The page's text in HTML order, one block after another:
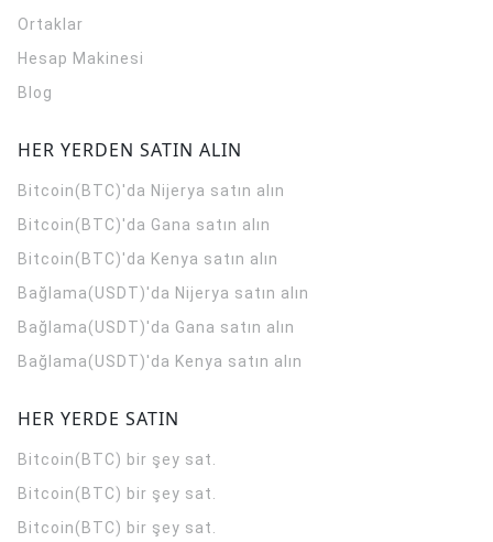
Ortaklar
Hesap Makinesi
Blog
HER YERDEN SATIN ALIN
Bitcoin(BTC)'da Nijerya satın alın
Bitcoin(BTC)'da Gana satın alın
Bitcoin(BTC)'da Kenya satın alın
Bağlama(USDT)'da Nijerya satın alın
Bağlama(USDT)'da Gana satın alın
Bağlama(USDT)'da Kenya satın alın
HER YERDE SATIN
Bitcoin(BTC) bir şey sat.
Bitcoin(BTC) bir şey sat.
Bitcoin(BTC) bir şey sat.